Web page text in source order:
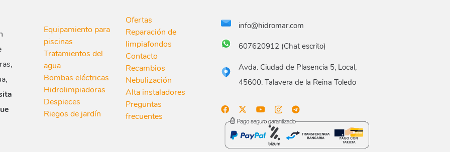
Equipamiento para
piscinas
Tratamientos del
agua
Bombas eléctricas
Hidrolimpiadoras
Despieces
Riegos de jardín
Ofertas
Reparación de
limpiafondos
Contacto
Recambios
Nebulización
Alta instaladores
Preguntas
frecuentes
info@hidromar.com
607620912 (Chat escrito)
Avda. Ciudad de Plasencia 5, Local,
45600. Talavera de la Reina Toledo